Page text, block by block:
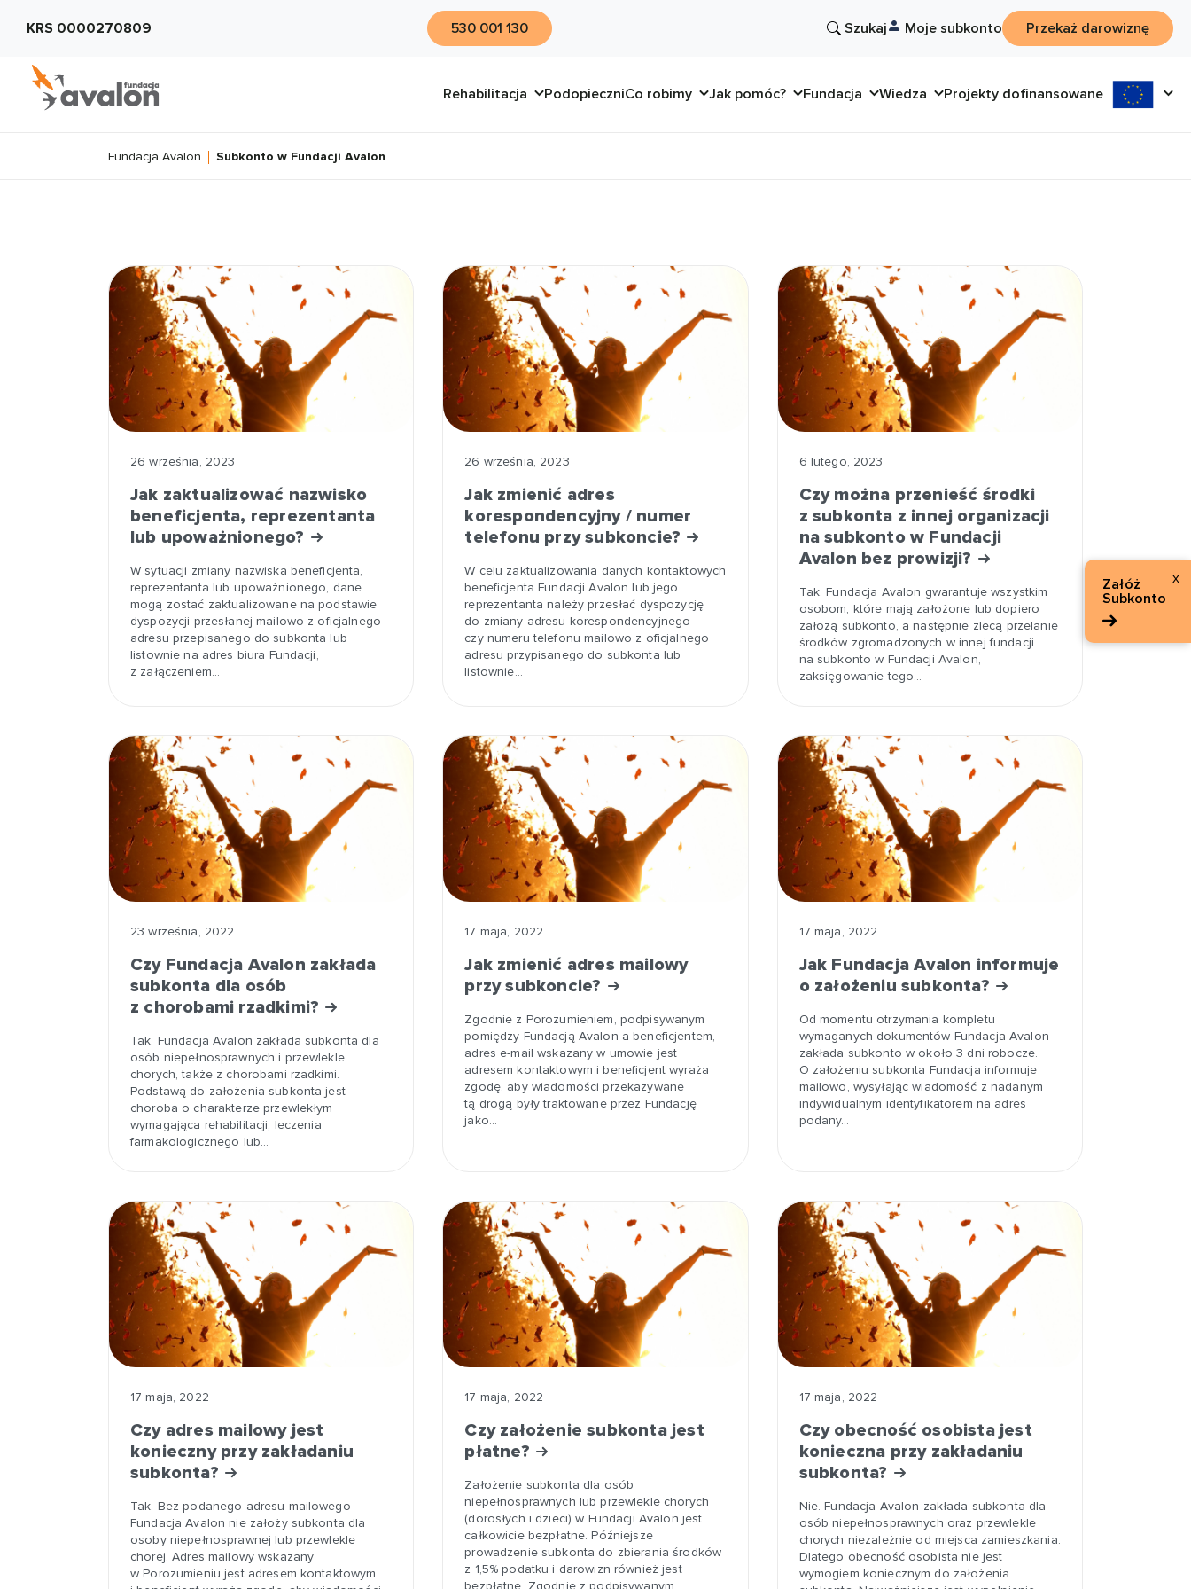
Załóż
Subkonto
x
KRS 0000270809 530 001 130 Szukaj Moje subkonto Przekaż darowiznę
Rehabilitacja PodopieczniCo robimy Jak pomóc? Fundacja Wiedza Projekty dofinansowane
Fundacja Avalon Subkonto w Fundacji Avalon
26 września, 2023
Jak zaktualizować nazwisko
beneficjenta, reprezentanta
lub upoważnionego?
W sytuacji zmiany nazwiska beneficjenta,
reprezentanta lub upoważnionego, dane
mogą zostać zaktualizowane na podstawie
dyspozycji przesłanej mailowo z oficjalnego
adresu przepisanego do subkonta lub
listownie na adres biura Fundacji,
z załączeniem…
26 września, 2023
Jak zmienić adres
korespondencyjny / numer
telefonu przy subkoncie?
W celu zaktualizowania danych kontaktowych
beneficjenta Fundacji Avalon lub jego
reprezentanta należy przesłać dyspozycję
do zmiany adresu korespondencyjnego
czy numeru telefonu mailowo z oficjalnego
adresu przypisanego do subkonta lub
listownie…
6 lutego, 2023
Czy można przenieść środki
z subkonta z innej organizacji
na subkonto w Fundacji
Avalon bez prowizji?
Tak. Fundacja Avalon gwarantuje wszystkim
osobom, które mają założone lub dopiero
założą subkonto, a następnie zlecą przelanie
środków zgromadzonych w innej fundacji
na subkonto w Fundacji Avalon,
zaksięgowanie tego…
23 września, 2022
Czy Fundacja Avalon zakłada
subkonta dla osób
z chorobami rzadkimi?
Tak. Fundacja Avalon zakłada subkonta dla
osób niepełnosprawnych i przewlekle
chorych, także z chorobami rzadkimi.
Podstawą do założenia subkonta jest
choroba o charakterze przewlekłym
wymagająca rehabilitacji, leczenia
farmakologicznego lub…
17 maja, 2022
Jak zmienić adres mailowy
przy subkoncie?
Zgodnie z Porozumieniem, podpisywanym
pomiędzy Fundacją Avalon a beneficjentem,
adres e-mail wskazany w umowie jest
adresem kontaktowym i beneficjent wyraża
zgodę, aby wiadomości przekazywane
tą drogą były traktowane przez Fundację
jako…
17 maja, 2022
Jak Fundacja Avalon informuje
o założeniu subkonta?
Od momentu otrzymania kompletu
wymaganych dokumentów Fundacja Avalon
zakłada subkonto w około 3 dni robocze.
O założeniu subkonta Fundacja informuje
mailowo, wysyłając wiadomość z nadanym
indywidualnym identyfikatorem na adres
podany…
17 maja, 2022
Czy adres mailowy jest
konieczny przy zakładaniu
subkonta?
Tak. Bez podanego adresu mailowego
Fundacja Avalon nie założy subkonta dla
osoby niepełnosprawnej lub przewlekle
chorej. Adres mailowy wskazany
w Porozumieniu jest adresem kontaktowym
17 maja, 2022
Czy założenie subkonta jest
płatne?
Założenie subkonta dla osób
niepełnosprawnych lub przewlekle chorych
(dorosłych i dzieci) w Fundacji Avalon jest
całkowicie bezpłatne. Późniejsze
prowadzenie subkonta do zbierania środków
z 1,5% podatku i darowizn również jest
bezpłatne. Zgodnie z podpisywanym…
17 maja, 2022
Czy obecność osobista jest
konieczna przy zakładaniu
subkonta?
Nie. Fundacja Avalon zakłada subkonta dla
osób niepełnosprawnych oraz przewlekle
chorych niezależnie od miejsca zamieszkania.
Dlatego obecność osobista nie jest
wymogiem koniecznym do założenia